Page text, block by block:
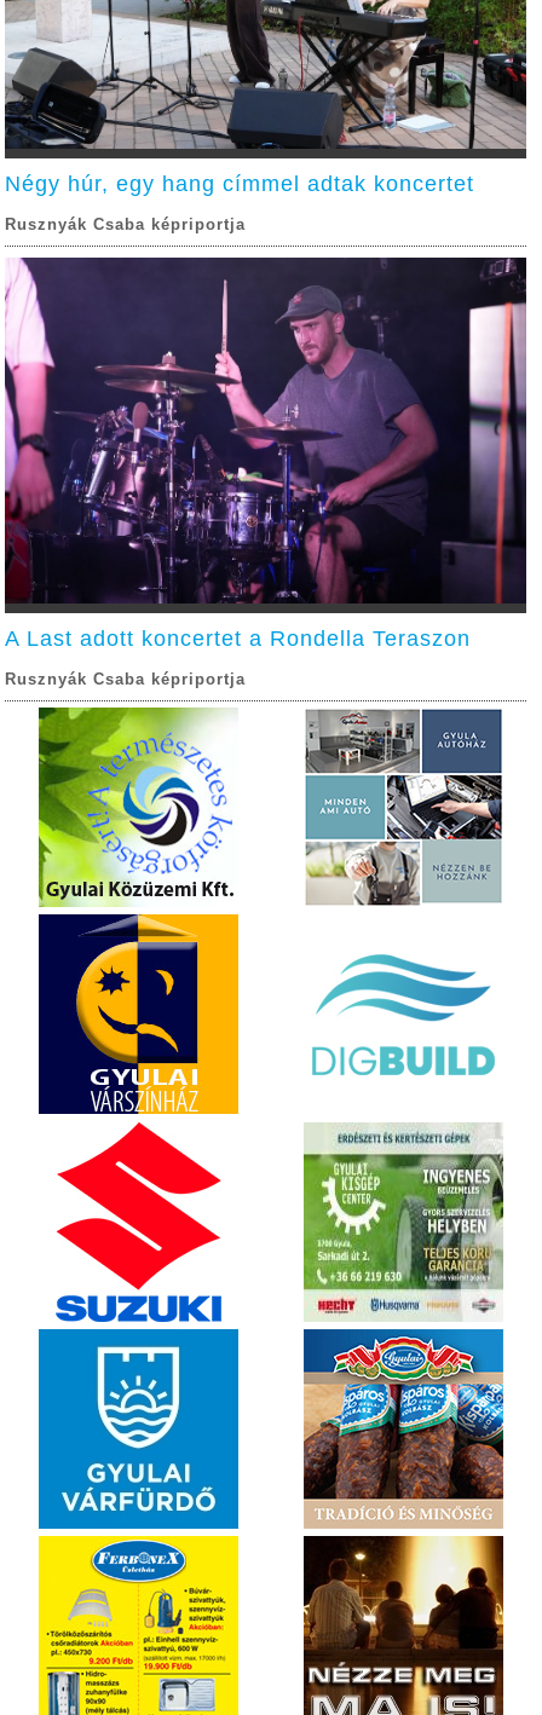
Négy húr, egy hang címmel adtak koncertet
Rusznyák Csaba képriportja
A Last adott koncertet a Rondella Teraszon
Rusznyák Csaba képriportja